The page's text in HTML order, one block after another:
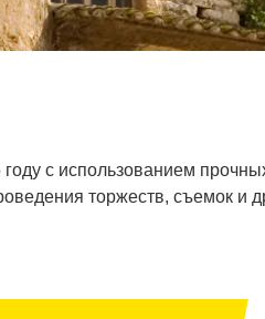
с использованием
торжеств, съемок и